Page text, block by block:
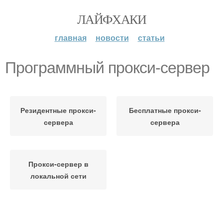
ЛАЙФХАКИ
главная новости статьи
Программный прокси-сервер
Резидентные прокси-
сервера
Бесплатные прокси-
сервера
Прокси-сервер в
локальной сети